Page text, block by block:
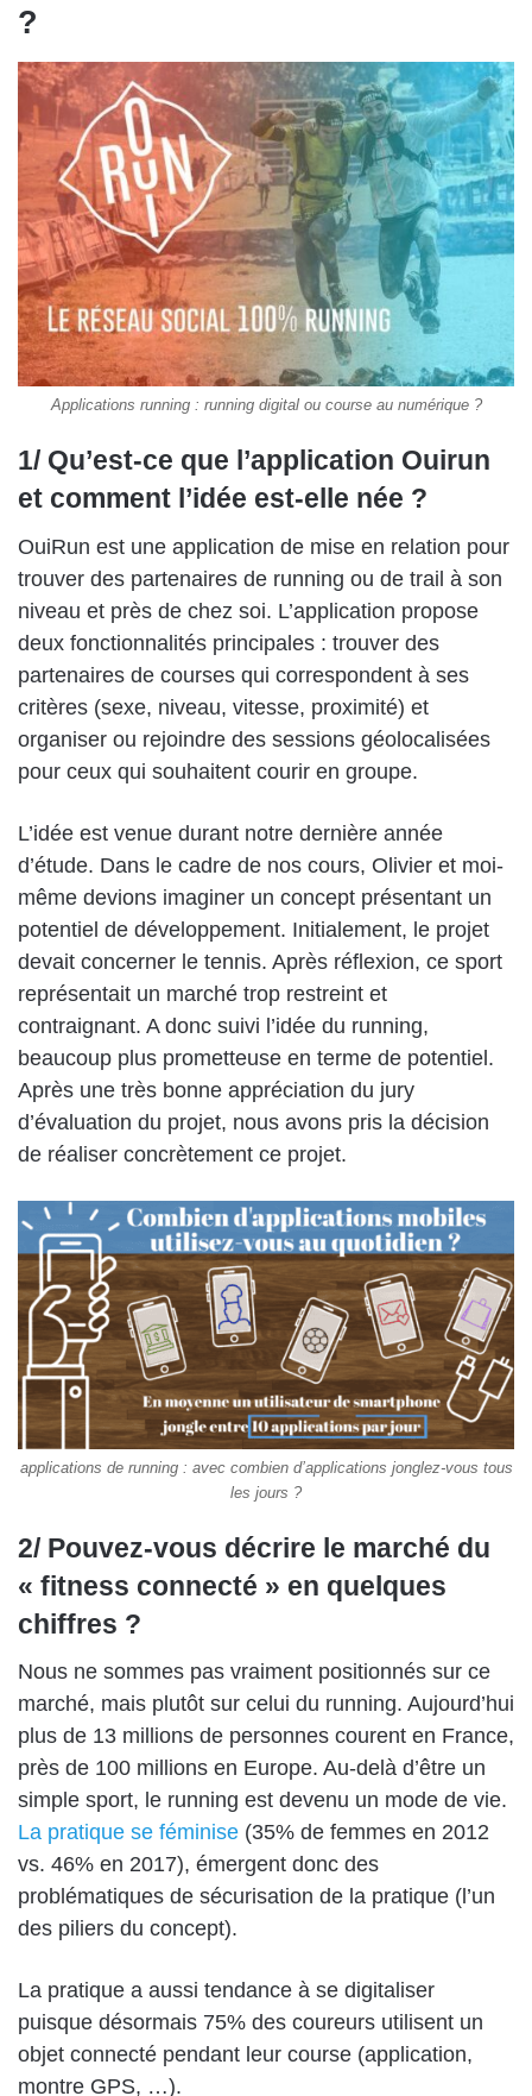
?
Applications running : running digital ou course au numérique ?
1/ Qu’est-ce que l’application Ouirun
et comment l’idée est-elle née ?
OuiRun est une application de mise en relation pour
trouver des partenaires de running ou de trail à son
niveau et près de chez soi. L’application propose
deux fonctionnalités principales : trouver des
partenaires de courses qui correspondent à ses
critères (sexe, niveau, vitesse, proximité) et
organiser ou rejoindre des sessions géolocalisées
pour ceux qui souhaitent courir en groupe.
L’idée est venue durant notre dernière année
d’étude. Dans le cadre de nos cours, Olivier et moi-
même devions imaginer un concept présentant un
potentiel de développement. Initialement, le projet
devait concerner le tennis. Après réflexion, ce sport
représentait un marché trop restreint et
contraignant. A donc suivi l’idée du running,
beaucoup plus prometteuse en terme de potentiel.
Après une très bonne appréciation du jury
d’évaluation du projet, nous avons pris la décision
de réaliser concrètement ce projet.
applications de running : avec combien d’applications jonglez-vous tous
les jours ?
2/ Pouvez-vous décrire le marché du
« fitness connecté » en quelques
chiffres ?
Nous ne sommes pas vraiment positionnés sur ce
marché, mais plutôt sur celui du running. Aujourd’hui
plus de 13 millions de personnes courent en France,
près de 100 millions en Europe. Au-delà d’être un
simple sport, le running est devenu un mode de vie.
La pratique se féminise (35% de femmes en 2012
vs. 46% en 2017), émergent donc des
problématiques de sécurisation de la pratique (l’un
des piliers du concept).
La pratique a aussi tendance à se digitaliser
puisque désormais 75% des coureurs utilisent un
objet connecté pendant leur course (application,
montre GPS, …).